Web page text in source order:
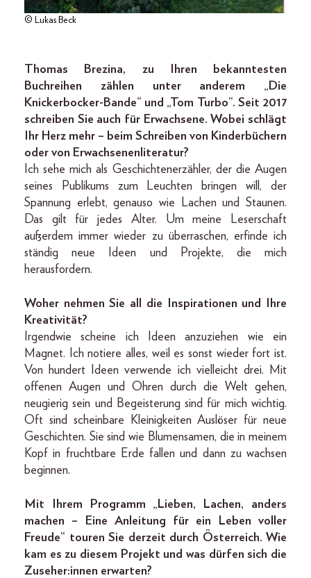
© Lukas Beck
Thomas Brezina, zu Ihren bekanntesten
Buchreihen zählen unter anderem „Die
Knickerbocker-Bande“ und „Tom Turbo“. Seit 2017
schreiben Sie auch für Erwachsene. Wobei schlägt
Ihr Herz mehr – beim Schreiben von Kinderbüchern
oder von Erwachsenenliteratur?
Ich sehe mich als Geschichtenerzähler, der die Augen
seines Publikums zum Leuchten bringen will, der
Spannung erlebt, genauso wie Lachen und Staunen.
Das gilt für jedes Alter. Um meine Leserschaft
außerdem immer wieder zu überraschen, erfinde ich
ständig neue Ideen und Projekte, die mich
herausfordern.
Woher nehmen Sie all die Inspirationen und Ihre
Kreativität?
Irgendwie scheine ich Ideen anzuziehen wie ein
Magnet. Ich notiere alles, weil es sonst wieder fort ist.
Von hundert Ideen verwende ich vielleicht drei. Mit
offenen Augen und Ohren durch die Welt gehen,
neugierig sein und Begeisterung sind für mich wichtig.
Oft sind scheinbare Kleinigkeiten Auslöser für neue
Geschichten. Sie sind wie Blumensamen, die in meinem
Kopf in fruchtbare Erde fallen und dann zu wachsen
beginnen.
Mit Ihrem Programm „Lieben, Lachen, anders
machen – Eine Anleitung für ein Leben voller
Freude“ touren Sie derzeit durch Österreich. Wie
kam es zu diesem Projekt und was dürfen sich die
Zuseher:innen erwarten?